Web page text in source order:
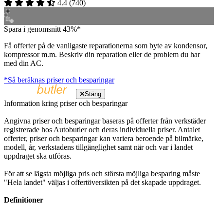
4.4 (740)
Spara i genomsnitt 43%*
Få offerter på de vanligaste reparationerna som byte av kondensor,
kompressor m.m. Beskriv din reparation eller de problem du har
med din AC.
*Så beräknas priser och besparingar
Stäng
Information kring priser och besparingar
Angivna priser och besparingar baseras på offerter från verkstäder
registrerade hos Autobutler och deras individuella priser. Antalet
offerter, priser och besparingar kan variera beroende på bilmärke,
modell, år, verkstadens tillgänglighet samt när och var i landet
uppdraget ska utföras.
För att se lägsta möjliga pris och största möjliga besparing måste
"Hela landet" väljas i offertöversikten på det skapade uppdraget.
Definitioner